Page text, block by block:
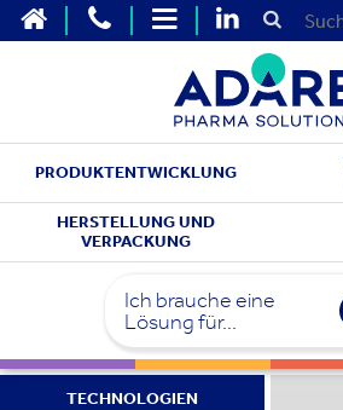
PRODUKTENTWICKLUNG
HERSTELLUNG UND
VERPACKUNG
Ich brauche eine
Lösung für...
TECHNOLOGIEN